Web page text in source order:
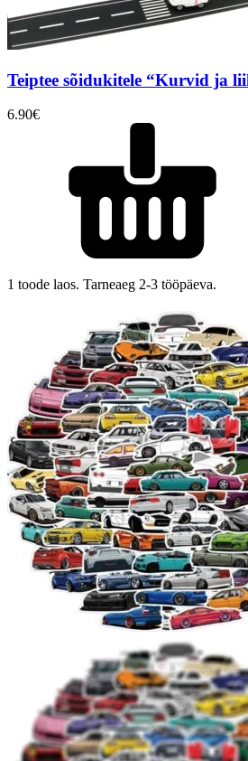
Teiptee sõidukitele “Kurvid ja
6.90€
1 toode laos. Tarneaeg 2-3 tööpäeva.